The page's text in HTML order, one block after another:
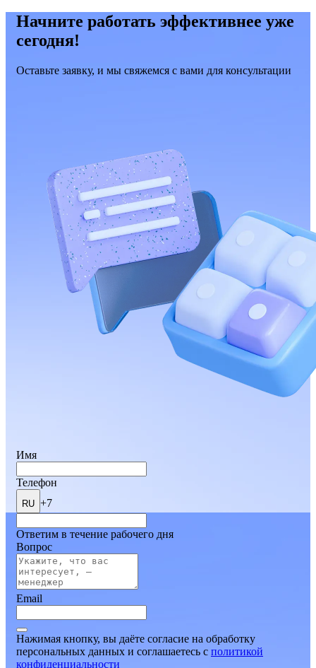
Начните работать эффективнее уже
сегодня!
Оставьте заявку, и мы свяжемся с вами для консультации
Имя
Телефон
RU +7
Ответим в течение рабочего дня
Вопрос
Email
Нажимая кнопку, вы даёте согласие на обработку
персональных данных и соглашаетесь c политикой
конфиденциальности